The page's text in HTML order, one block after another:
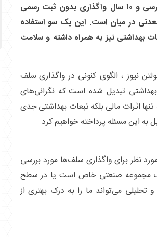
اکنون صحبت از رانت چند میلیون پرسی و ۱۰ سال واگذاری بدون ثبت رسمی
در میان است. این یک سو استفاده
بهداشتی نیز به همراه داشته و سلامت
نیوز ، الگوی کنونی در واگذاری سلف
تبدیل شده است که نگرانی‌های
اثرات مالی بلکه تبعات بهداشتی جدی
به این مسئله پرداخته خواهیم کرد.
نظر برای واگذاری سلف‌ها مورد بررسی
یک مجموعه صنعتی خاص است یا در سطح
می‌تواند ما را به درک بهتری از